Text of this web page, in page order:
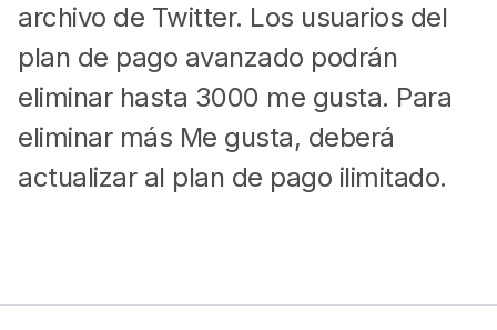
archivo de Twitter. Los usuarios del
plan de pago avanzado podrán
eliminar hasta 3000 me gusta. Para
eliminar más Me gusta, deberá
actualizar al plan de pago ilimitado.